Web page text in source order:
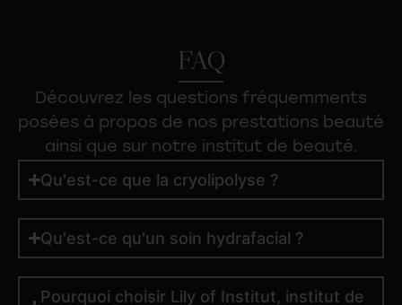
FAQ
Découvrez les questions fréquemments
posées à propos de nos prestations beauté
ainsi que sur notre institut de beauté.
Qu'est-ce que la cryolipolyse ?
Qu'est-ce qu'un soin hydrafacial ?
Pourquoi choisir Lily of Institut, institut de